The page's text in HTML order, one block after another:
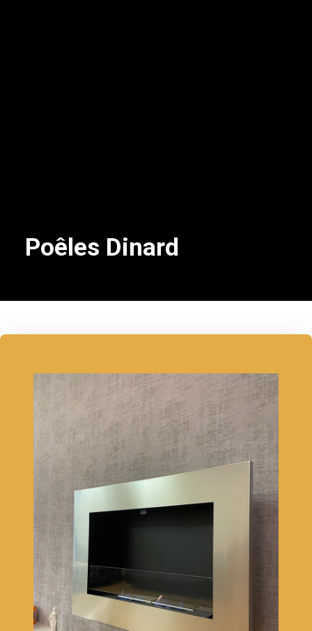
Poêles Dinard